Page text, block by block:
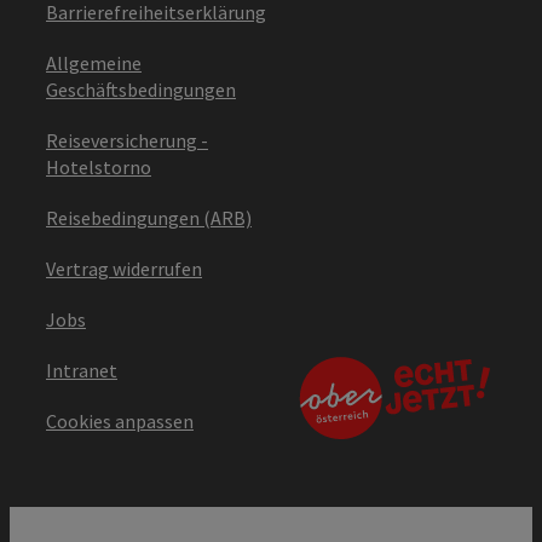
Barrierefreiheitserklärung
Allgemeine
Geschäftsbedingungen
Reiseversicherung -
Hotelstorno
Reisebedingungen (ARB)
Vertrag widerrufen
Jobs
Intranet
Cookies anpassen